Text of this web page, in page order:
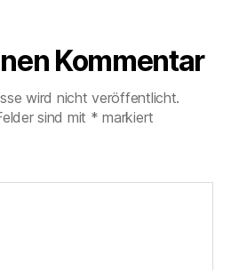
Kommentar
wird nicht veröffentlicht.
sind mit * markiert